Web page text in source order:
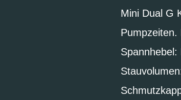
Mini Dual G